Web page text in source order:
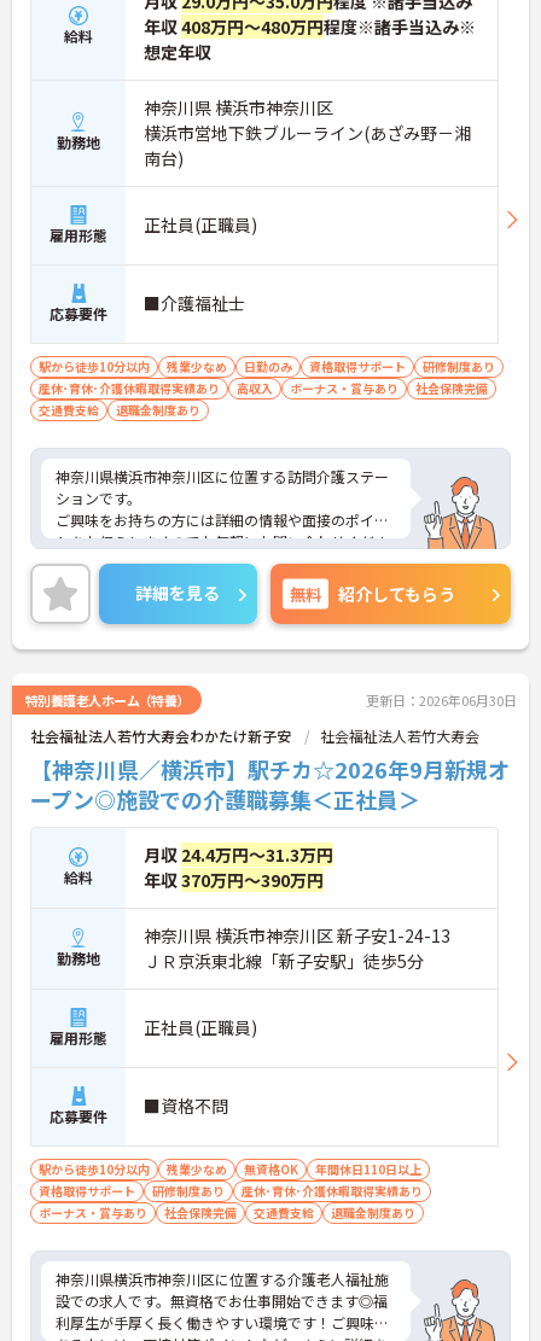
給料
年収408万円～480万円程度※諸手当込み※
想定年収
勤務地
神奈川県 横浜市神奈川区
横浜市営地下鉄ブルーライン(あざみ野－湘
南台)
雇用形態 正社員(正職員)
応募要件 ■介護福祉士
駅から徒歩10分以内 残業少なめ 日勤のみ 資格取得サポート
研修制度あり
産休･育休･介護休暇取得実績あり
高収入 ボーナス・賞与あり
社会保険完備
交通費支給
退職金制度あり
神奈川県横浜市神奈川区に位置する訪問介護ステー
ションです。
ご興味をお持ちの方には詳細の情報や面接のポイン
トをお伝えしますのでお気軽にお問い合わせくださ
いませ。
詳細を見る 無料 紹介してもらう
特別養護老人ホーム（特養） 更新日：2026年06月30日
社会福祉法人若竹大寿会わかたけ新子安 社会福祉法人若竹大寿会
【神奈川県／横浜市】駅チカ☆2026年9月新規オ
ープン◎施設での介護職募集＜正社員＞
給料
月収 24.4万円～31.3万円
年収370万円～390万円
勤務地
神奈川県 横浜市神奈川区 新子安1-24-13
ＪＲ京浜東北線「新子安駅」徒歩5分
雇用形態 正社員(正職員)
応募要件 ■資格不問
駅から徒歩10分以内 残業少なめ 無資格OK
年間休日110日以上
資格取得サポート
研修制度あり
産休･育休･介護休暇取得実績あり
ボーナス・賞与あり
社会保険完備 交通費支給 退職金制度あり
神奈川県横浜市神奈川区に位置する介護老人福祉施
設での求人です。無資格でお仕事開始できます◎福
利厚生が手厚く長く働きやすい環境です！ご興味の